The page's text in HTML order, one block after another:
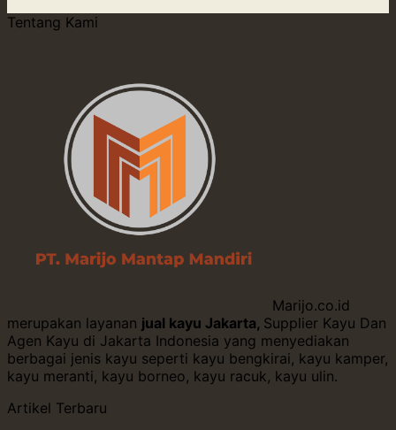
Tentang Kami
Marijo.co.id
merupakan layanan jual kayu Jakarta, Supplier Kayu Dan
Agen Kayu di Jakarta Indonesia yang menyediakan
berbagai jenis kayu seperti kayu bengkirai, kayu kamper,
kayu meranti, kayu borneo, kayu racuk, kayu ulin.
Artikel Terbaru